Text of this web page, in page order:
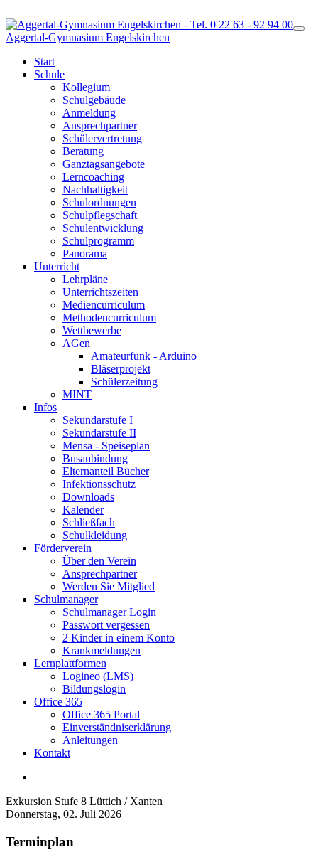
Aggertal-Gymnasium Engelskirchen
Start
Schule
Kollegium
Schulgebäude
Anmeldung
Ansprechpartner
Schülervertretung
Beratung
Ganztagsangebote
Lerncoaching
Nachhaltigkeit
Schulordnungen
Schulpflegschaft
Schulentwicklung
Schulprogramm
Panorama
Unterricht
Lehrpläne
Unterrichtszeiten
Mediencurriculum
Methodencurriculum
Wettbewerbe
AGen
Amateurfunk - Arduino
Bläserprojekt
Schülerzeitung
MINT
Infos
Sekundarstufe I
Sekundarstufe II
Mensa - Speiseplan
Busanbindung
Elternanteil Bücher
Infektionsschutz
Downloads
Kalender
Schließfach
Schulkleidung
Förderverein
Über den Verein
Ansprechpartner
Werden Sie Mitglied
Schulmanager
Schulmanager Login
Passwort vergessen
2 Kinder in einem Konto
Krankmeldungen
Lernplattformen
Logineo (LMS)
Bildungslogin
Office 365
Office 365 Portal
Einverständniserklärung
Anleitungen
Kontakt
Exkursion Stufe 8 Lüttich / Xanten
Donnerstag, 02. Juli 2026
Terminplan